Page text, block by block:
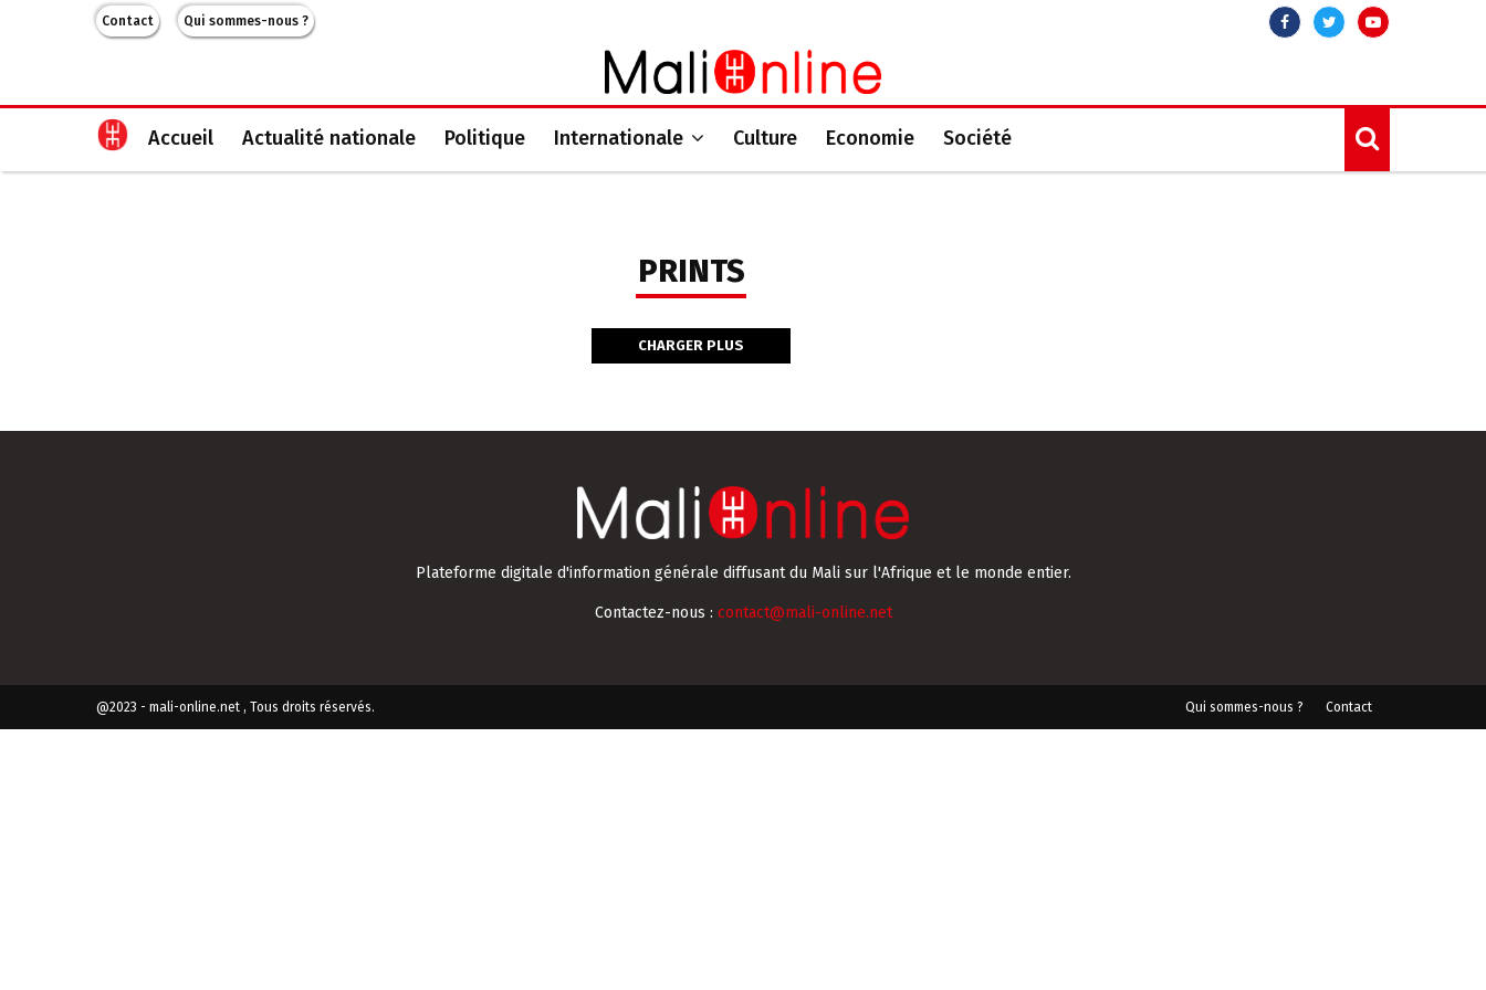
Contact Qui sommes-nous ? FacebookTwitterYoutube
Accueil Actualité nationale Politique Internationale Culture Economie Société
PRINTS
CHARGER PLUS
Plateforme digitale d'information générale diffusant du Mali sur l'Afrique et le monde entier.
Contactez-nous : contact@mali-online.net
@2023 - mali-online.net , Tous droits réservés. Qui sommes-nous ? Contact